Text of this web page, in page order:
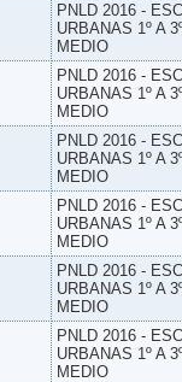
PNLD 2016 -
URBANAS 1º A
MEDIO
PNLD 2016 -
URBANAS 1º A
MEDIO
PNLD 2016 -
URBANAS 1º A
MEDIO
PNLD 2016 -
URBANAS 1º A
MEDIO
PNLD 2016 -
URBANAS 1º A
MEDIO
PNLD 2016 -
URBANAS 1º A
MEDIO